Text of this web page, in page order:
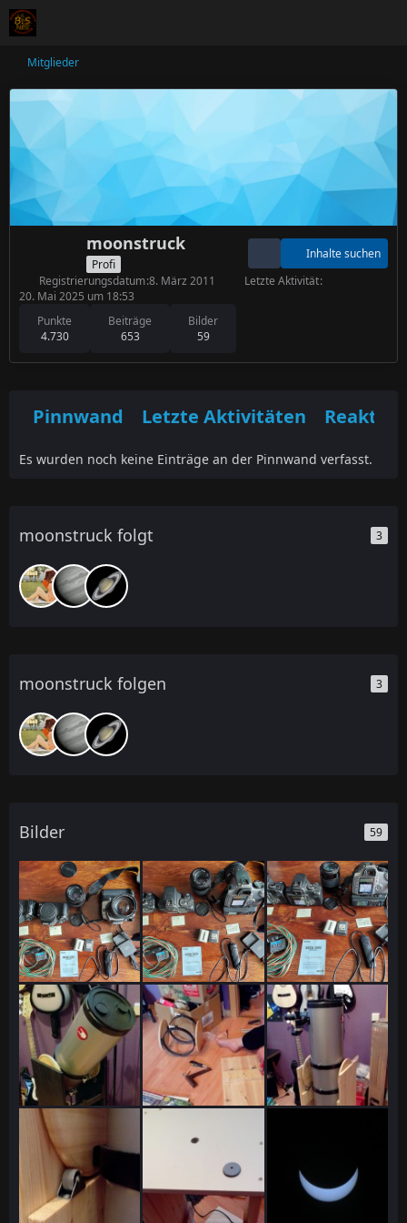
Mitglieder
moonstruck
Profi
Punkte
4.730
Beiträge
653
Bilder
59
Inhalte suchen
Registrierungsdatum 8. März 2011
Letzte Aktivität
20. Mai 2025 um 18:53
Pinnwand Letzte Aktivitäten
Es wurden noch keine Einträge an der Pinnwand verfasst.
moonstruck folgt 3
moonstruck folgen 3
Bilder 59